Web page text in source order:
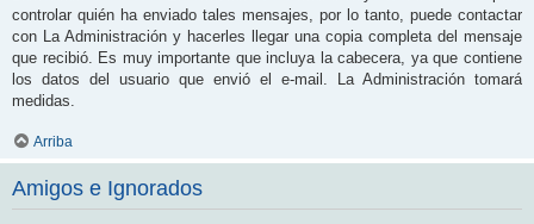
controlar quién ha enviado tales mensajes, por lo tanto, puede contactar
con La Administración y hacerles llegar una copia completa del mensaje
que recibió. Es muy importante que incluya la cabecera, ya que contiene
los datos del usuario que envió el e-mail. La Administración tomará
medidas.
Arriba
Amigos e Ignorados